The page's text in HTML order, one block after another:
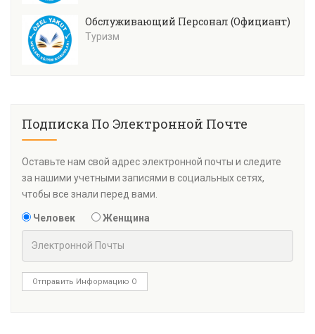
Обслуживающий Персонал (Официант)
Туризм
Подписка По Электронной Почте
Оставьте нам свой адрес электронной почты и следите
за нашими учетными записями в социальных сетях,
чтобы все знали перед вами.
Человек Женщина
Отправить Информацию О